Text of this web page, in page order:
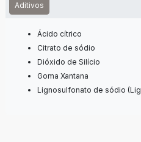
Aditivos
Ácido cítrico
Citrato de sódio
Dióxido de Silício
Goma Xantana
Lignosulfonato de sódio